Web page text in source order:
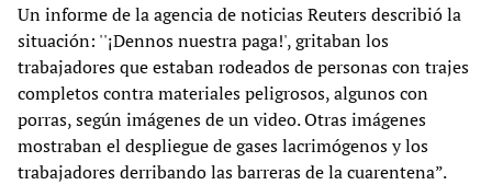
Un informe de la agencia de noticias Reuters describió la
situación: ''¡Dennos nuestra paga!', gritaban los
trabajadores que estaban rodeados de personas con trajes
completos contra materiales peligrosos, algunos con
porras, según imágenes de un video. Otras imágenes
mostraban el despliegue de gases lacrimógenos y los
trabajadores derribando las barreras de la cuarentena”.